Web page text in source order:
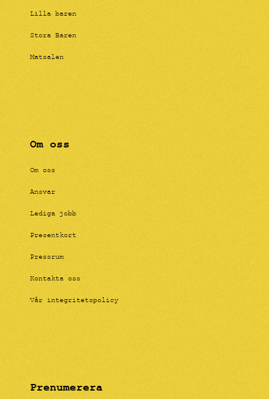
Lilla baren
Stora Baren
Matsalen
Om oss
Om oss
Ansvar
Lediga jobb
Presentkort
Pressrum
Kontakta oss
Vår integritetspolicy
Prenumerera